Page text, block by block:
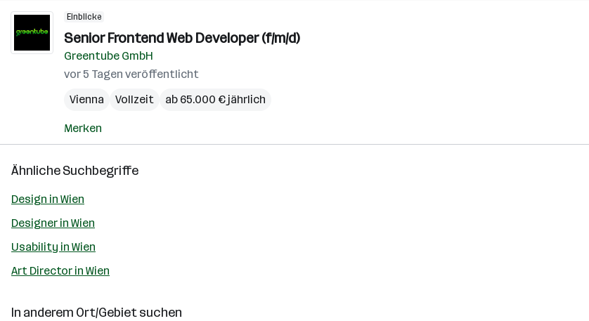
Einblicke
Senior Frontend Web Developer (f/m/d)
Greentube GmbH
vor 5 Tagen veröffentlicht
Vienna
Vollzeit ab 65.000 € jährlich
Merken
Ähnliche Suchbegriffe
Design in Wien
Designer in Wien
Usability in Wien
Art Director in Wien
In anderem Ort/Gebiet suchen